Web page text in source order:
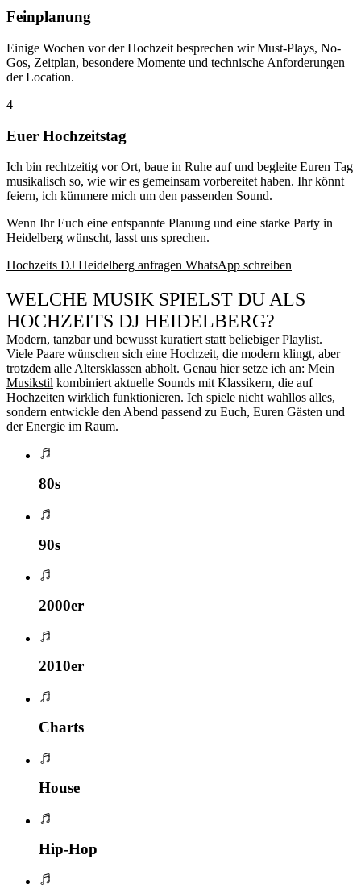
Feinplanung
Einige Wochen vor der Hochzeit besprechen wir Must-Plays, No-
Gos, Zeitplan, besondere Momente und technische Anforderungen
der Location.
4
Euer Hochzeitstag
Ich bin rechtzeitig vor Ort, baue in Ruhe auf und begleite Euren Tag
musikalisch so, wie wir es gemeinsam vorbereitet haben. Ihr könnt
feiern, ich kümmere mich um den passenden Sound.
Wenn Ihr Euch eine entspannte Planung und eine starke Party in
Heidelberg wünscht, lasst uns sprechen.
Hochzeits DJ Heidelberg anfragen WhatsApp schreiben
WELCHE MUSIK SPIELST DU ALS
HOCHZEITS DJ HEIDELBERG?
Modern, tanzbar und bewusst kuratiert statt beliebiger Playlist.
Viele Paare wünschen sich eine Hochzeit, die modern klingt, aber
trotzdem alle Altersklassen abholt. Genau hier setze ich an: Mein
Musikstil kombiniert aktuelle Sounds mit Klassikern, die auf
Hochzeiten wirklich funktionieren. Ich spiele nicht wahllos alles,
sondern entwickle den Abend passend zu Euch, Euren Gästen und
der Energie im Raum.
80s
90s
2000er
2010er
Charts
House
Hip-Hop